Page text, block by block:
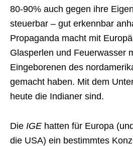
80-90% auch gegen ihre
steuerbar – gut erkennbar
Propaganda macht mit
Glasperlen und Feuerwasser
Eingeborenen des
gemacht haben. Mit dem
heute die Indianer sind.
Die IGE hatten für Europa
die USA) ein bestimmtes